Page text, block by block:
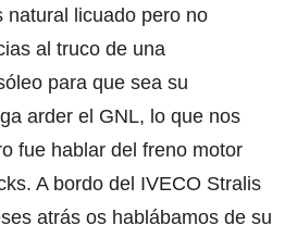
natural licuado pero no
al truco de una
para que sea su
arder el GNL, lo que nos
fue hablar del freno motor
A bordo del IVECO Stralis
atrás os hablábamos de su